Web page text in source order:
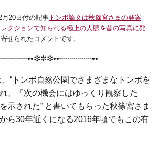
t
e
x
s
s
n
g
e
r
20日付の記事 トンボ論文は秋篠宮さまの発案
クションで知られる極上の人脈を昔の写真に発
せられたコメントです。
“トンボ自然公園でさまざまなトンボを
、「次の機会にはゆっくり観察した
示された” と書いてもらった秋篠宮さま
ら30年近くになる2016年頃でもこの有